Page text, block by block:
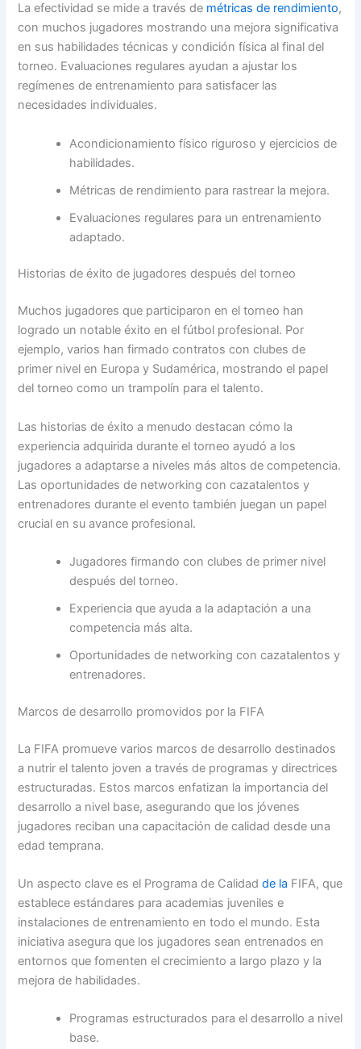
La efectividad se mide a través de métricas de rendimiento,
con muchos jugadores mostrando una mejora significativa
en sus habilidades técnicas y condición física al final del
torneo. Evaluaciones regulares ayudan a ajustar los
regímenes de entrenamiento para satisfacer las
necesidades individuales.
Acondicionamiento físico riguroso y ejercicios de
habilidades.
Métricas de rendimiento para rastrear la mejora.
Evaluaciones regulares para un entrenamiento
adaptado.
Historias de éxito de jugadores después del torneo
Muchos jugadores que participaron en el torneo han
logrado un notable éxito en el fútbol profesional. Por
ejemplo, varios han firmado contratos con clubes de
primer nivel en Europa y Sudamérica, mostrando el papel
del torneo como un trampolín para el talento.
Las historias de éxito a menudo destacan cómo la
experiencia adquirida durante el torneo ayudó a los
jugadores a adaptarse a niveles más altos de competencia.
Las oportunidades de networking con cazatalentos y
entrenadores durante el evento también juegan un papel
crucial en su avance profesional.
Jugadores firmando con clubes de primer nivel
después del torneo.
Experiencia que ayuda a la adaptación a una
competencia más alta.
Oportunidades de networking con cazatalentos y
entrenadores.
Marcos de desarrollo promovidos por la FIFA
La FIFA promueve varios marcos de desarrollo destinados
a nutrir el talento joven a través de programas y directrices
estructuradas. Estos marcos enfatizan la importancia del
desarrollo a nivel base, asegurando que los jóvenes
jugadores reciban una capacitación de calidad desde una
edad temprana.
Un aspecto clave es el Programa de Calidadde la FIFA, que
establece estándares para academias juveniles e
instalaciones de entrenamiento en todo el mundo. Esta
iniciativa asegura que los jugadores sean entrenados en
entornos que fomenten el crecimiento a largo plazo y la
mejora de habilidades.
Programas estructurados para el desarrollo a nivel
base.